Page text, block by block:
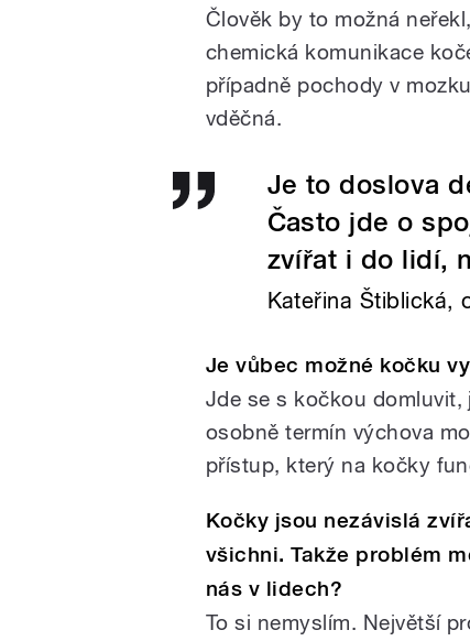
Člověk by to možná
chemická komunikace
případně pochody v
vděčná.
Je to doslova
Často jde o
zvířat i do lidí,
Kateřina Štiblická,
Je vůbec možné kočku
Jde se s kočkou domluvit,
osobně termín výchova
přístup, který na kočky
Kočky jsou nezávislá
všichni. Takže problém
nás v lidech?
To si nemyslím. Největší